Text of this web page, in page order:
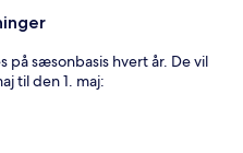
på sæsonbasis hvert år. De vil
til den 1. maj: